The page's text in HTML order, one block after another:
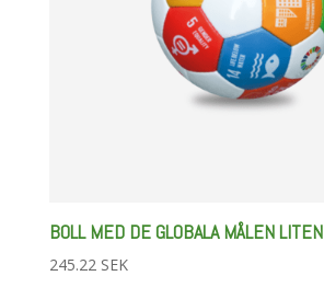
BOLL MED DE GLOBALA MÅLEN LITEN
245.22 SEK